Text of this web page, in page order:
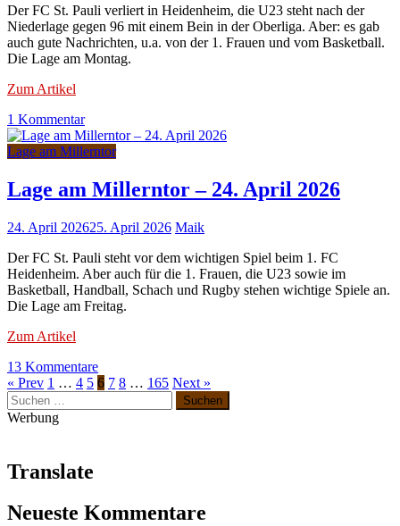
Der FC St. Pauli verliert in Heidenheim, die U23 steht nach der
Niederlage gegen 96 mit einem Bein in der Oberliga. Aber: es gab
auch gute Nachrichten, u.a. von der 1. Frauen und vom Basketball.
Die Lage am Montag.
Zum Artikel
1 Kommentarzu
Lage
am
27.
2026
Lage am Millerntor
Lage am Millerntor – 24. April 2026
24. April 202625. April 2026 Maik
Der FC St. Pauli steht vor dem wichtigen Spiel beim 1. FC
Heidenheim. Aber auch für die 1. Frauen, die U23 sowie im
Basketball, Handball, Schach und Rugby stehen wichtige Spiele an.
Die Lage am Freitag.
Zum Artikel
13 Kommentarezu
Lage
Millerntor
« Prev 1 … 4 5 6 7 8 … 165 Next »
Suchen
nach:
Werbung
Translate
Neueste Kommentare